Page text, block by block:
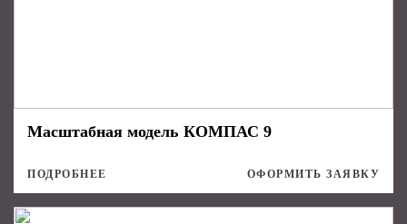
Масштабная модель КОМПАС 9
ПОДРОБНЕЕ ОФОРМИТЬ ЗАЯВКУ